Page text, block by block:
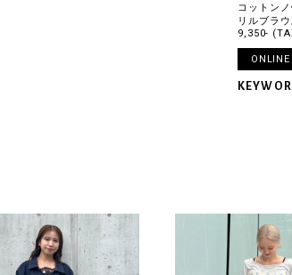
コットン
リルブラウ
9,350-